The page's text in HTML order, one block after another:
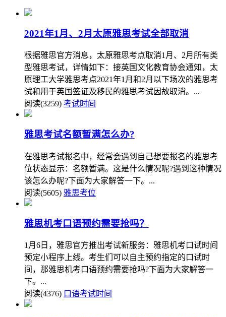
2021年1月、2月太原雅思考试全部取消
根据雅思官方消息，太原雅思考点取消1月、2月所有类
型雅思考试，详情如下：接英国文化教育协会通知，太
原理工大学雅思考点2021年1月和2月以下场次的雅思考
试和用于英国签证及移民的雅思考试因故取消。...
阅读(3259) 考试时间
雅思考试名额暂满怎么办?
在雅思考试报名中，经常会遇到自己想要报名的雅思考
位状态显示：名额暂满。这是什么情况呢?遇到这种情况
该怎么办呢?下面为大家解答一下。...
阅读(5605) 雅思考位
雅思机考口语预约需要抢吗？
1月6日，雅思官方推出考试新服务：雅思机考口试时间
预定小程序上线。考生们可以自主预约指定的口试时
间，那雅思机考口语预约需要抢吗?下面为大家解答一
下。...
阅读(4376) 口语考试时间